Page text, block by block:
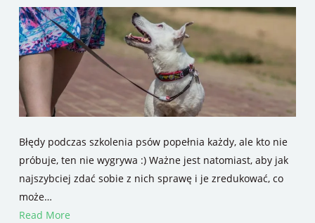
Błędy podczas szkolenia psów popełnia każdy, ale kto nie
próbuje, ten nie wygrywa :) Ważne jest natomiast, aby jak
najszybciej zdać sobie z nich sprawę i je zredukować, co
może…
Read More